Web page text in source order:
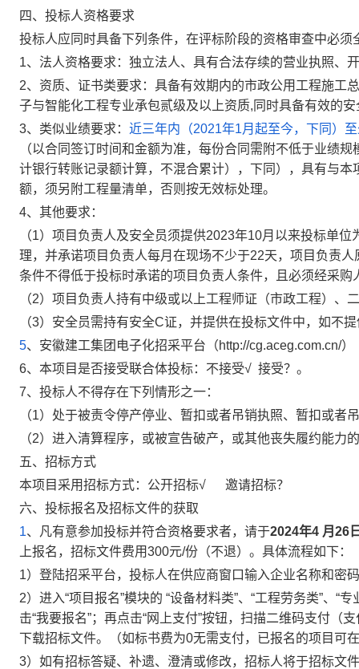
四、投标人资格要求
投标人应同时具备下列条件，在评标阶段的资格审查中必
1、法人资格要求： 独立法人、具有合法存续的营业执照、
2、资质、证书类要求： 具备有效期内的市政公用工程施工
子与智能化工程专业承包贰级及以上资质, 同时具备有效的
3、类似业绩要求： 近三年内（2021年1月起至今，下同）
（以合同签订时间和金额为准，每份合同需附不低于业绩
计银行转账记录额计算，不混合累计），下同），具有与
额，须另附工程量清单，否则按无效标处理。
4、其他要求：
（1） 项目负责人及安全员须提供2023年10月以来投标单
理，并承诺项目负责人每月在现场不少于22天，项目负责
条件不得低于投标时承诺的项目负责人条件，且必须经采购
（2）项目负责人持有中级或以上工程师证（市政工程）
（3） 安全员需持有安全C证，并提供在投标文件中，如不
5、安徽建工集团电子化招采平台（http://cg.aceg.com.cn/
6、 本项目是否接受联合体投标： 不接受√ 接受？。
7、投标人不得存在下列情形之一：
（1）处于被责令停产停业、暂扣或者吊销执照、暂扣或者
（2）进入清算程序，或被宣告破产，或其他丧失履约能力
五、招标方式
本项目采用招标方式：公开招标√ 邀请招标？
六、投标报名及招标文件的获取
1、凡有意参加投标并符合资格要求者，请于2024年4 月26
上报名，招标文件费用300元/份（不退）。具体流程如下：
1）登陆招采平台，投标人在供应商窗口输入企业名称和密
2）进入“项目报名”模块的 “设备材料类”、“工程劳务类”、“
击“我要报名”； 再点击“网上支付”按钮， 扫描二维码支付 （
下载招标文件。（如标书费为0无需支付，已报名的项目可
3）如有招标答疑、补遗、澄清或修改，招标人将于招标文